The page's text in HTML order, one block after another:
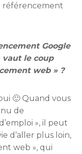
référencement
Google
vaut le coup
web » ?
🙂 Quand vous
de
», il peut
d’aller plus loin,
web », qui